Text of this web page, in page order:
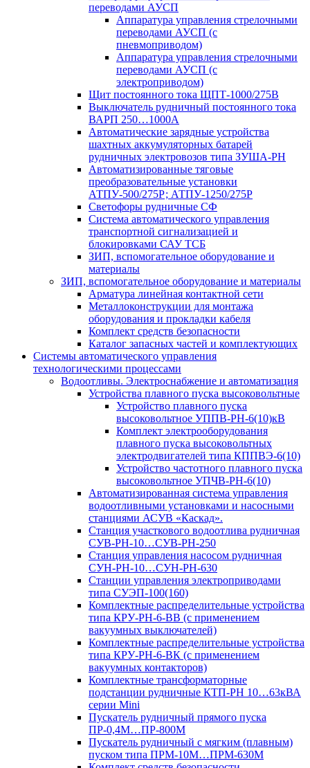
переводами АУСП
Аппаратура управления стрелочными
переводами АУСП (с
пневмоприводом)
Аппаратура управления стрелочными
переводами АУСП (с
электроприводом)
Щит постоянного тока ЩПТ-1000/275В
Выключатель рудничный постоянного тока
ВАРП 250…1000А
Автоматические зарядные устройства
шахтных аккумуляторных батарей
рудничных электровозов типа ЗУША-РН
Автоматизированные тяговые
преобразовательные установки
АТПУ-500/275Р; АТПУ-1250/275Р
Светофоры рудничные СФ
Система автоматического управления
транспортной сигнализацией и
блокировками САУ ТСБ
ЗИП, вспомогательное оборудование и
материалы
ЗИП, вспомогательное оборудование и материалы
Арматура линейная контактной сети
Металлоконструкции для монтажа
оборудования и прокладки кабеля
Комплект средств безопасности
Каталог запасных частей и комплектующих
Системы автоматического управления
технологическими процессами
Водоотливы. Электроснабжение и автоматизация
Устройства плавного пуска высоковольтные
Устройство плавного пуска
высоковольтное УППВ-РН-6(10)кВ
Комплект электрооборудования
плавного пуска высоковольтных
электродвигателей типа КППВЭ-6(10)
Устройство частотного плавного пуска
высоковольтное УПЧВ-РН-6(10)
Автоматизированная система управления
водоотливными установками и насосными
станциями АСУВ «Каскад».
Станция участкового водоотлива рудничная
СУВ-РН-10…СУВ-РН-250
Станция управления насосом рудничная
СУН-РН-10…СУН-РН-630
Станции управления электроприводами
типа СУЭП-100(160)
Комплектные распределительные устройства
типа КРУ-РН-6-ВВ (с применением
вакуумных выключателей)
Комплектные распределительные устройства
типа КРУ-РН-6-ВК (с применением
вакуумных контакторов)
Комплектные трансформаторные
подстанции рудничные КТП-РН 10…63кВА
серии Mini
Пускатель рудничный прямого пуска
ПР-0,4М…ПР-800М
Пускатель рудничный с мягким (плавным)
пуском типа ПРМ-10М…ПРМ-630М